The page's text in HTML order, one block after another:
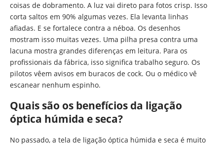
coisas de dobramento. A luz vai direto para fotos crisp. Isso
corta saltos em 90% algumas vezes. Ela levanta linhas
afiadas. E se fortalece contra a néboa. Os desenhos
mostram isso muitas vezes. Uma pilha presa contra uma
lacuna mostra grandes diferenças em leitura. Para os
profissionais da fábrica, isso significa trabalho seguro. Os
pilotos vêem avisos em buracos de cock. Ou o médico vê
escanear nenhum espinho.
Quais são os benefícios da ligação
óptica húmida e seca?
No passado, a tela de ligação óptica húmida e seca é muito